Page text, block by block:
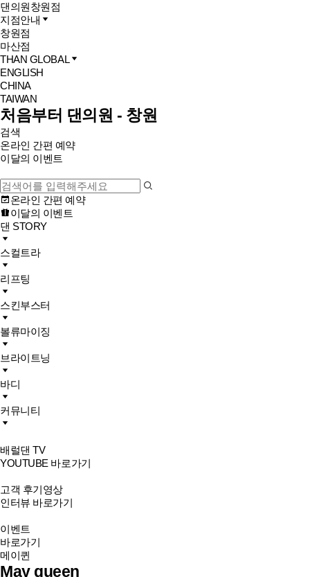
댄의원창원점
지점안내
창원점
마산점
THAN GLOBAL
ENGLISH
CHINA
TAIWAN
처음부터 댄의원 - 창원
검색
온라인 간편 예약
이달의 이벤트
온라인 간편 예약
이달의 이벤트
댄 STORY
스컬트라
리프팅
스킨부스터
볼류마이징
브라이트닝
바디
커뮤니티
배럴댄 TV
YOUTUBE 바로가기
고객 후기영상
인터뷰 바로가기
이벤트
바로가기
메이퀸
May queen